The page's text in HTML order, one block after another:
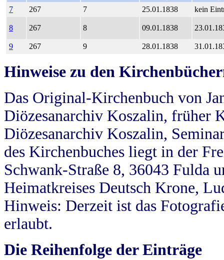
7
267 7 25.01.1838 kein
8 267 8 09.01.1838
9 267 9 28.01.1838
Hinweise zu den
Das Original-Kirchenbuch von
Diözesanarchiv Koszalin, früher
Diözesanarchiv Koszalin,
des Kirchenbuches liegt in der
Schwank-Straße 8, 36043 Fulda
Heimatkreises Deutsch Krone,
Hinweis: Derzeit ist das
erlaubt.
Die Reihenfolge der Einträge